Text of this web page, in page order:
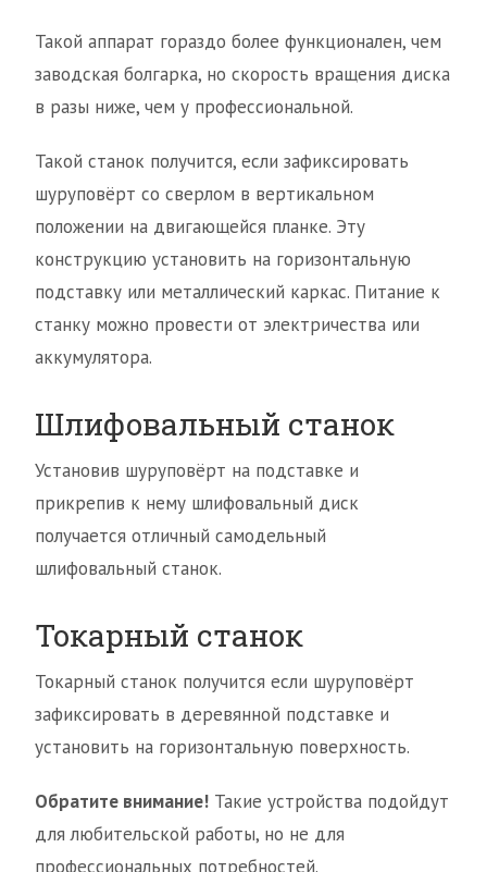
Такой аппарат гораздо более функционален, чем
заводская болгарка, но скорость вращения диска
в разы ниже, чем у профессиональной.
Такой станок получится, если зафиксировать
шуруповёрт со сверлом в вертикальном
положении на двигающейся планке. Эту
конструкцию установить на горизонтальную
подставку или металлический каркас. Питание к
станку можно провести от электричества или
аккумулятора.
Шлифовальный станок
Установив шуруповёрт на подставке и
прикрепив к нему шлифовальный диск
получается отличный самодельный
шлифовальный станок.
Токарный станок
Токарный станок получится если шуруповёрт
зафиксировать в деревянной подставке и
установить на горизонтальную поверхность.
Обратите внимание! Такие устройства подойдут
для любительской работы, но не для
профессиональных потребностей.